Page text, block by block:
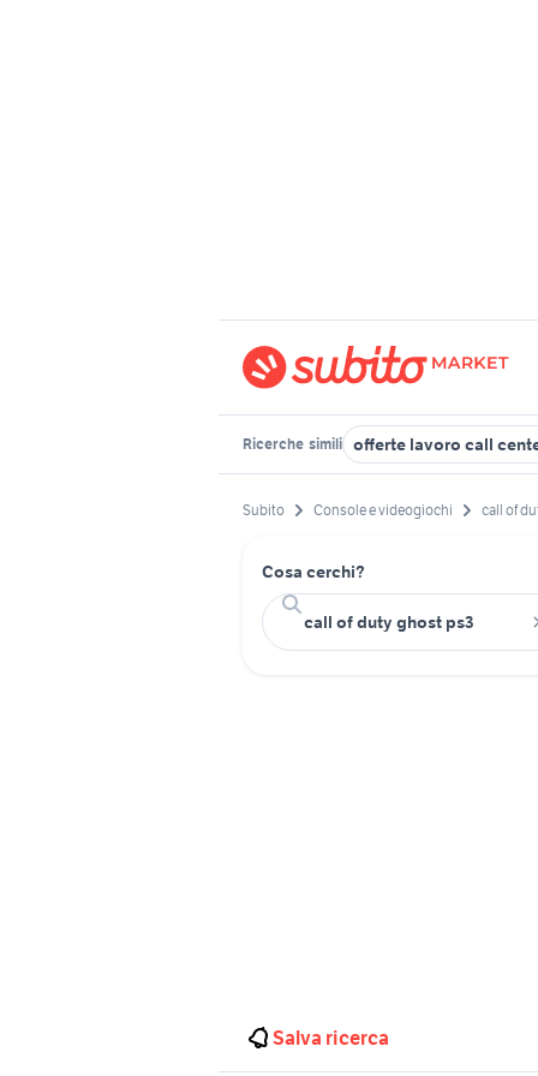
Ricerche simili offerte lavoro call
Subito Console e videogiochi call of
Cosa cerchi?
Salva ricerca